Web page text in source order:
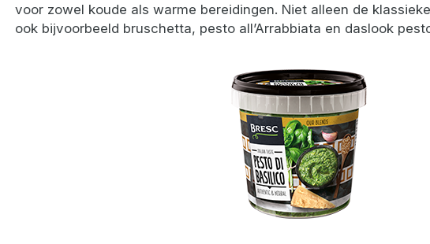
voor zowel koude als warme bereidingen. Niet alleen de
ook bijvoorbeeld bruschetta, pesto all’Arrabbiata en daslook